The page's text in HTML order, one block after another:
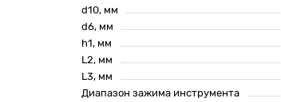
d10, мм
d6, мм
h1, мм
L2, мм
L3, мм
Диапазон зажима инструмента